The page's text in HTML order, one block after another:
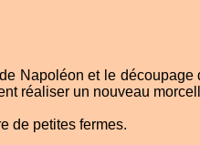
Napoléon et le
réaliser un nouveau
de petites fermes.